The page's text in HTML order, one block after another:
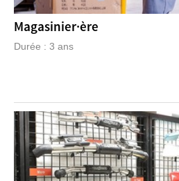
Magasinier·ère
Durée : 3 ans